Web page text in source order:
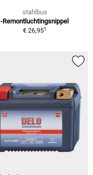
stahlbus
-Remontluchtingsnippel
€ 26,951